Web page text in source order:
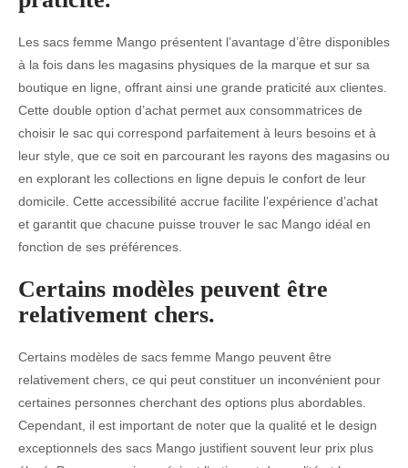
Les sacs femme Mango présentent l’avantage d’être disponibles
à la fois dans les magasins physiques de la marque et sur sa
boutique en ligne, offrant ainsi une grande praticité aux clientes.
Cette double option d’achat permet aux consommatrices de
choisir le sac qui correspond parfaitement à leurs besoins et à
leur style, que ce soit en parcourant les rayons des magasins ou
en explorant les collections en ligne depuis le confort de leur
domicile. Cette accessibilité accrue facilite l’expérience d’achat
et garantit que chacune puisse trouver le sac Mango idéal en
fonction de ses préférences.
Certains modèles peuvent être
relativement chers.
Certains modèles de sacs femme Mango peuvent être
relativement chers, ce qui peut constituer un inconvénient pour
certaines personnes cherchant des options plus abordables.
Cependant, il est important de noter que la qualité et le design
exceptionnels des sacs Mango justifient souvent leur prix plus